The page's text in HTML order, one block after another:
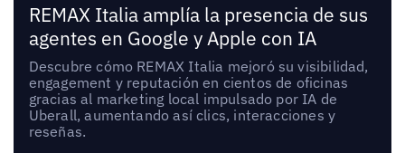
REMAX Italia amplía la presencia de sus
agentes en Google y Apple con IA
Descubre cómo REMAX Italia mejoró su visibilidad,
engagement y reputación en cientos de oficinas
gracias al marketing local impulsado por IA de
Uberall, aumentando así clics, interacciones y
reseñas.